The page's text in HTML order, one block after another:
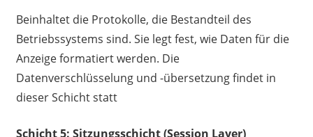
Beinhaltet die Protokolle, die Bestandteil des
Betriebssystems sind. Sie legt fest, wie Daten für die
Anzeige formatiert werden. Die
Datenverschlüsselung und -übersetzung findet in
dieser Schicht statt
Schicht 5: Sitzungsschicht (Session Layer)